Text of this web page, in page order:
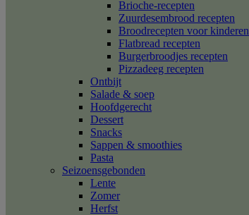
Brioche-recepten
Zuurdesembrood recepten
Broodrecepten voor kinderen
Flatbread recepten
Burgerbroodjes recepten
Pizzadeeg recepten
Ontbijt
Salade & soep
Hoofdgerecht
Dessert
Snacks
Sappen & smoothies
Pasta
Seizoensgebonden
Lente
Zomer
Herfst